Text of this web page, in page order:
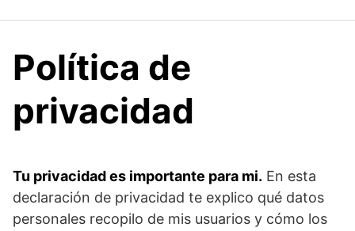
Política de
privacidad
Tu privacidad es importante para mi. En esta
declaración de privacidad te explico qué datos
personales recopilo de mis usuarios y cómo los